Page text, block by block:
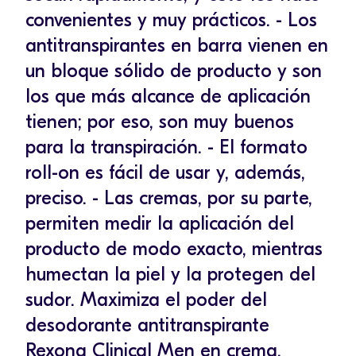
convenientes y muy prácticos. - Los
antitranspirantes en barra vienen en
un bloque sólido de producto y son
los que más alcance de aplicación
tienen; por eso, son muy buenos
para la transpiración. - El formato
roll-on es fácil de usar y, además,
preciso. - Las cremas, por su parte,
permiten medir la aplicación del
producto de modo exacto, mientras
humectan la piel y la protegen del
sudor. Maximiza el poder del
desodorante antitranspirante
Rexona Clinical Men en crema,